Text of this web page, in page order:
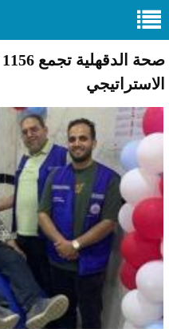
الاستراتيجي